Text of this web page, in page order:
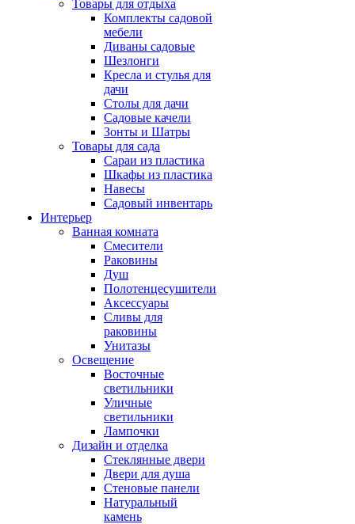
Товары для отдыха
Комплекты садовой
мебели
Диваны садовые
Шезлонги
Кресла и стулья для
дачи
Столы для дачи
Садовые качели
Зонты и Шатры
Товары для сада
Сараи из пластика
Шкафы из пластика
Навесы
Садовый инвентарь
Интерьер
Ванная комната
Смесители
Раковины
Душ
Полотенцесушители
Аксессуары
Сливы для
раковины
Унитазы
Освещение
Восточные
светильники
Уличные
светильники
Лампочки
Дизайн и отделка
Стеклянные двери
Двери для душа
Стеновые панели
Натуральный
камень